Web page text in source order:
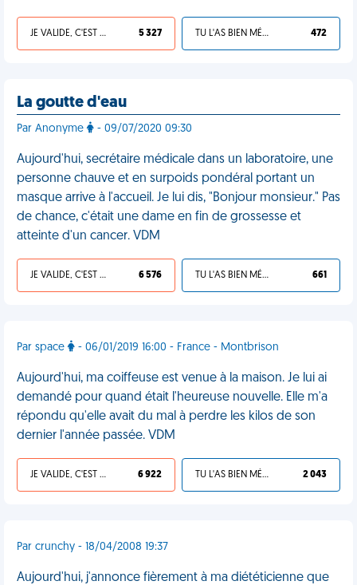
JE VALIDE, C'EST UNE VDM 5 327 TU L'AS BIEN MÉRITÉ 472
La goutte d'eau
Par Anonyme - 09/07/2020 09:30
Aujourd'hui, secrétaire médicale dans un laboratoire, une
personne chauve et en surpoids pondéral portant un
masque arrive à l'accueil. Je lui dis, "Bonjour monsieur." Pas
de chance, c'était une dame en fin de grossesse et
atteinte d'un cancer. VDM
JE VALIDE, C'EST UNE VDM 6 576 TU L'AS BIEN MÉRITÉ 661
Par space - 06/01/2019 16:00 - France - Montbrison
Aujourd'hui, ma coiffeuse est venue à la maison. Je lui ai
demandé pour quand était l'heureuse nouvelle. Elle m'a
répondu qu'elle avait du mal à perdre les kilos de son
dernier l'année passée. VDM
JE VALIDE, C'EST UNE VDM 6 922 TU L'AS BIEN MÉRITÉ 2 043
Par crunchy - 18/04/2008 19:37
Aujourd'hui, j'annonce fièrement à ma diététicienne que